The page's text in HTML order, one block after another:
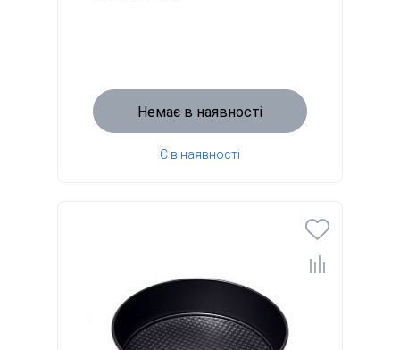
Немає в наявності
Є в наявності